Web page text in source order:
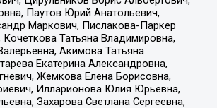
Паутов Юрий Анатольевич,
Маркович, Пислакова-Паркер
Татьяна Владимировна,
Акимова Татьяна
Екатерина Александровна,
Жемкова Елена Борисовна,
Илларионова Юлия Юрьевна,
Захарова Светлана Сергеевна,